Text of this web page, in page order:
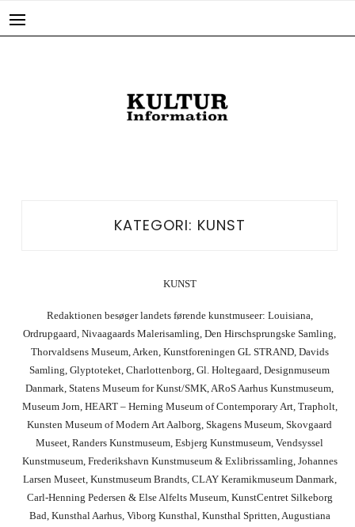
KATEGORI: KUNST
KUNST
Redaktionen besøger landets førende kunstmuseer: Louisiana,
Ordrupgaard, Nivaagaards Malerisamling, Den Hirschsprungske Samling,
Thorvaldsens Museum, Arken, Kunstforeningen GL STRAND, Davids
Samling, Glyptoteket, Charlottenborg, Gl. Holtegaard, Designmuseum
Danmark, Statens Museum for Kunst/SMK, ARoS Aarhus Kunstmuseum,
Museum Jorn, HEART – Herning Museum of Contemporary Art, Trapholt,
Kunsten Museum of Modern Art Aalborg, Skagens Museum, Skovgaard
Museet, Randers Kunstmuseum, Esbjerg Kunstmuseum, Vendsyssel
Kunstmuseum, Frederikshavn Kunstmuseum & Exlibrissamling, Johannes
Larsen Museet, Kunstmuseum Brandts, CLAY Keramikmuseum Danmark,
Carl-Henning Pedersen & Else Alfelts Museum, KunstCentret Silkeborg
Bad, Kunsthal Aarhus, Viborg Kunsthal, Kunsthal Spritten, Augustiana